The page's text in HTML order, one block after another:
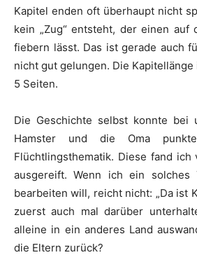
Kapitel enden oft überhaupt nicht
kein „Zug“ entsteht, der einen auf
fiebern lässt. Das ist gerade auch
nicht gut gelungen. Die
5 Seiten.
Die Geschichte selbst konnte bei
Hamster und die Oma
Flüchtlingsthematik. Diese fand
ausgereift. Wenn ich ein solches
bearbeiten will, reicht nicht: „Da ist
zuerst auch mal darüber
alleine in ein anderes Land
die Eltern zurück?